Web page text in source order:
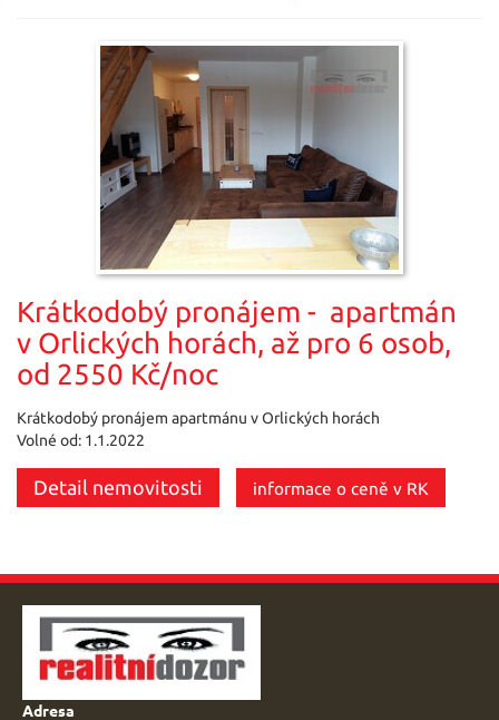
Krátkodobý pronájem - apartmán
v Orlických horách, až pro 6 osob,
od 2550 Kč/noc
Krátkodobý pronájem apartmánu v Orlických horách
Volné od: 1.1.2022
Detail nemovitosti informace o ceně v RK
Adresa